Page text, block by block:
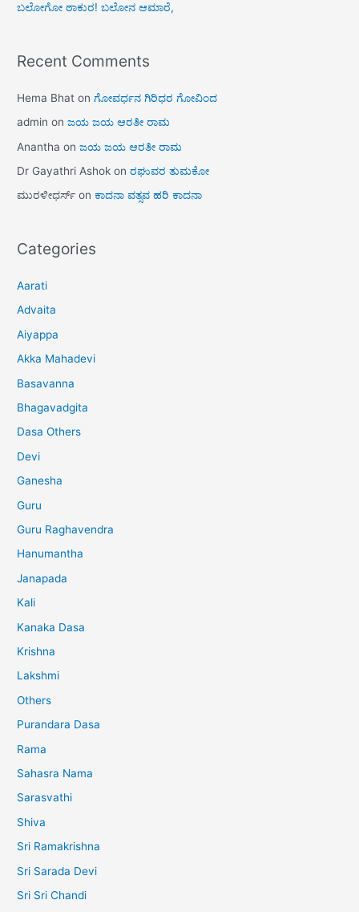
ಬಲೋಗೋ ಠಾಕುರ! ಬಲೋನ ಆಮಾರೆ,
Recent Comments
Hema Bhat onಗೋವರ್ಧನ ಗಿರಿಧರ ಗೋವಿಂದ
admin onಜಯ ಜಯ ಆರತೀ ರಾಮ
Anantha onಜಯ ಜಯ ಆರತೀ ರಾಮ
Dr Gayathri Ashok onರಘುವರ ತುಮಕೋ
ಮುರಳೀಧರ್ಸ್ onಕಾದನಾ ವತ್ಸವ ಹರಿ ಕಾದನಾ
Categories
Aarati
Advaita
Aiyappa
Akka Mahadevi
Basavanna
Bhagavadgita
Dasa Others
Devi
Ganesha
Guru
Guru Raghavendra
Hanumantha
Janapada
Kali
Kanaka Dasa
Krishna
Lakshmi
Others
Purandara Dasa
Rama
Sahasra Nama
Sarasvathi
Shiva
Sri Ramakrishna
Sri Sarada Devi
Sri Sri Chandi